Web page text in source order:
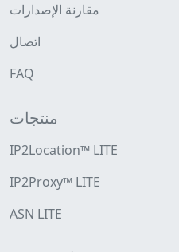
مقارنة الإصدارات
اتصال
FAQ
منتجات
IP2Location™ LITE
IP2Proxy™ LITE
ASN LITE